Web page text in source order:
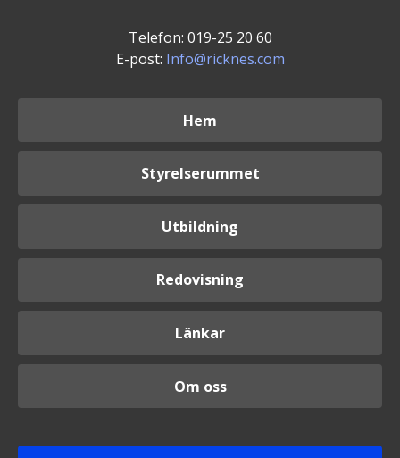
Telefon: 019-25 20 60
E-post: Info@ricknes.com
Hem
Styrelserummet
Utbildning
Redovisning
Länkar
Om oss